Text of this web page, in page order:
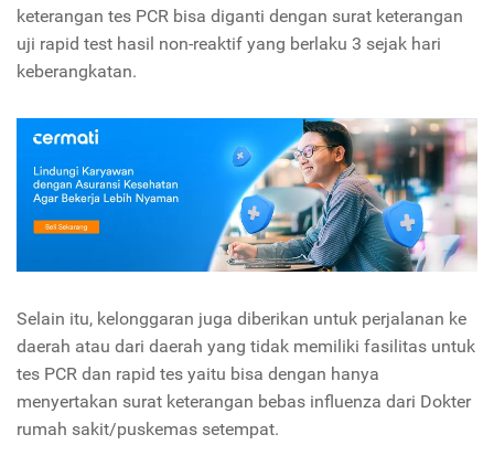
keterangan tes PCR bisa diganti dengan surat keterangan
uji rapid test hasil non-reaktif yang berlaku 3 sejak hari
keberangkatan.
Selain itu, kelonggaran juga diberikan untuk perjalanan ke
daerah atau dari daerah yang tidak memiliki fasilitas untuk
tes PCR dan rapid tes yaitu bisa dengan hanya
menyertakan surat keterangan bebas influenza dari Dokter
rumah sakit/puskemas setempat.